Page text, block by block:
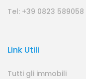
Tel: +39 0823 589058
Link Utili
Tutti gli immobili